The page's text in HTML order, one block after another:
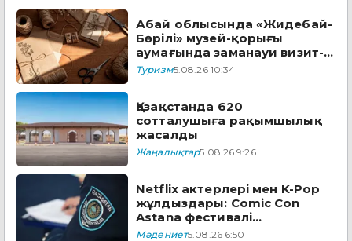
Абай облысында «Жидебай-
Бөрілі» музей-қорығы
аумағында заманауи визит-
орталық құрылады
Туризм5.08.26 10:34
Қазақстанда 620
сотталушыға рақымшылық
жасалды
Жаңалықтар5.08.26 9:26
Netflix актерлері мен K-Pop
жұлдыздары: Comic Con
Astana фестивалі
бағдарламасын ұсынды
Мәдениет5.08.26 6:50